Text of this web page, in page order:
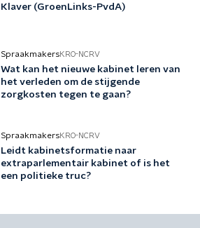
Klaver (GroenLinks-PvdA)
SpraakmakersKRO-NCRV
Wat kan het nieuwe kabinet leren van
het verleden om de stijgende
zorgkosten tegen te gaan?
SpraakmakersKRO-NCRV
Leidt kabinetsformatie naar
extraparlementair kabinet of is het
een politieke truc?